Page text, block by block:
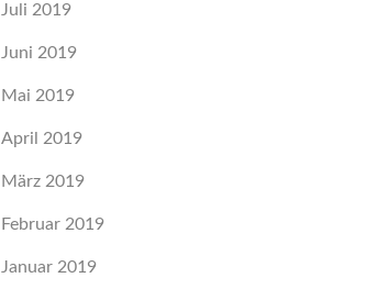
Juli 2019
Juni 2019
Mai 2019
April 2019
März 2019
Februar 2019
Januar 2019